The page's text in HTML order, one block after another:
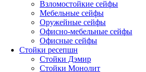
Взломостойкие сейфы
Мебельные сейфы
Оружейные сейфы
Офисно-мебельные сейфы
Офисные сейфы
Стойки ресепшн
Стойки Дэмир
Стойки Монолит